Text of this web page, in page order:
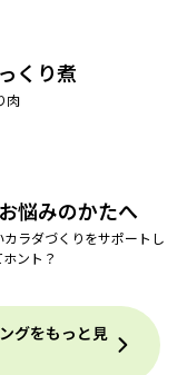
くり煮
肉
悩みのかたへ
ラダづくりをサポートし
ント？
グをもっと見